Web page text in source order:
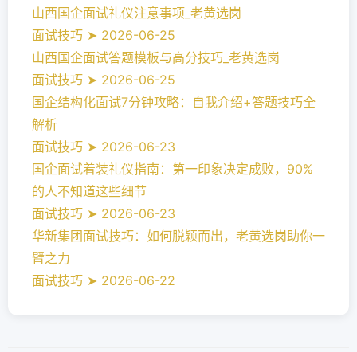
山西国企面试礼仪注意事项_老黄选岗
面试技巧 ➤ 2026-06-25
山西国企面试答题模板与高分技巧_老黄选岗
面试技巧 ➤ 2026-06-25
国企结构化面试7分钟攻略：自我介绍+答题技巧全
解析
面试技巧 ➤ 2026-06-23
国企面试着装礼仪指南：第一印象决定成败，90%
的人不知道这些细节
面试技巧 ➤ 2026-06-23
华新集团面试技巧：如何脱颖而出，老黄选岗助你一
臂之力
面试技巧 ➤ 2026-06-22